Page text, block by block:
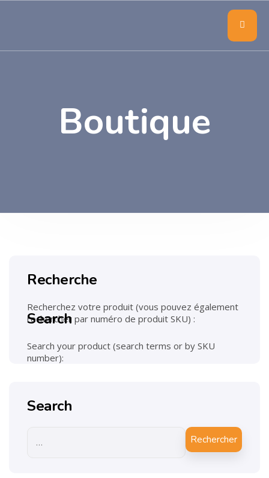
Boutique
Recherche
Recherchez votre produit (vous pouvez également
rechercher par numéro de produit SKU) :
Search
Search your product (search terms or by SKU
number):
Search
Rechercher